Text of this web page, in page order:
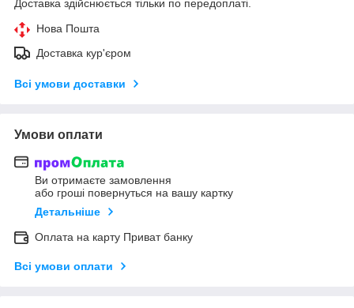
Доставка здійснюється тільки по передоплаті.
Нова Пошта
Доставка кур'єром
Всі умови доставки
Умови оплати
Ви отримаєте замовлення
або гроші повернуться на вашу картку
Детальніше
Оплата на карту Приват банку
Всі умови оплати